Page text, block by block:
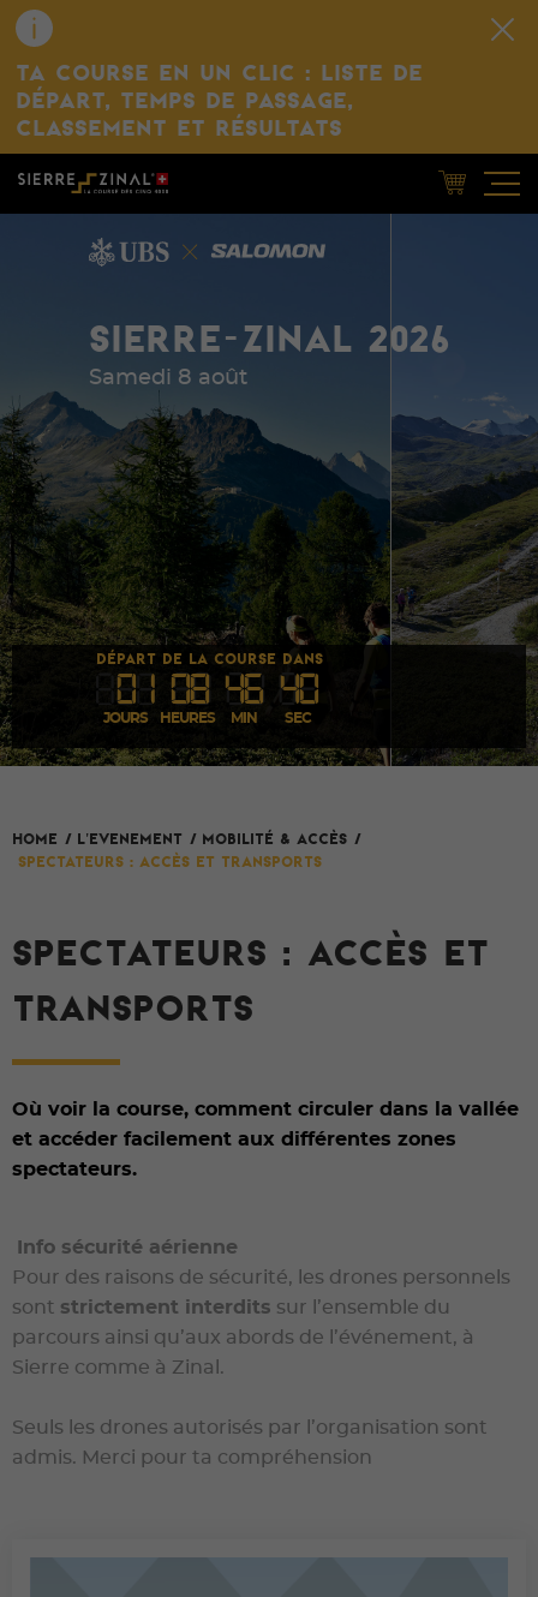
TA COURSE EN UN CLIC : LISTE DE
DÉPART, TEMPS DE PASSAGE,
CLASSEMENT ET RÉSULTATS
SIERRE-ZINAL 2026
Samedi 8 août
DÉPART DE LA COURSE DANS
0 1 08 46 39
JOURS HEURES MIN SEC
HOME / L'evenement / Mobilité & Accès /
Spectateurs : accès et transports
SPECTATEURS : ACCÈS ET
TRANSPORTS
Où voir la course, comment circuler dans la vallée
et accéder facilement aux différentes zones
spectateurs.
Info sécurité aérienne
Pour des raisons de sécurité, les drones personnels
sont strictement interdits sur l’ensemble du
parcours ainsi qu’aux abords de l’événement, à
Sierre comme à Zinal.
Seuls les drones autorisés par l’organisation sont
admis. Merci pour ta compréhension